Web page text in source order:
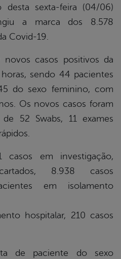
desta sexta-feira (04/06)
a marca dos 8.578
Covid-19.
casos positivos da
sendo 44 pacientes
do sexo feminino, com
Os novos casos foram
de 52 Swabs, 11 exames
em investigação,
8.938 casos
em isolamento
hospitalar, 210 casos
de paciente do sexo